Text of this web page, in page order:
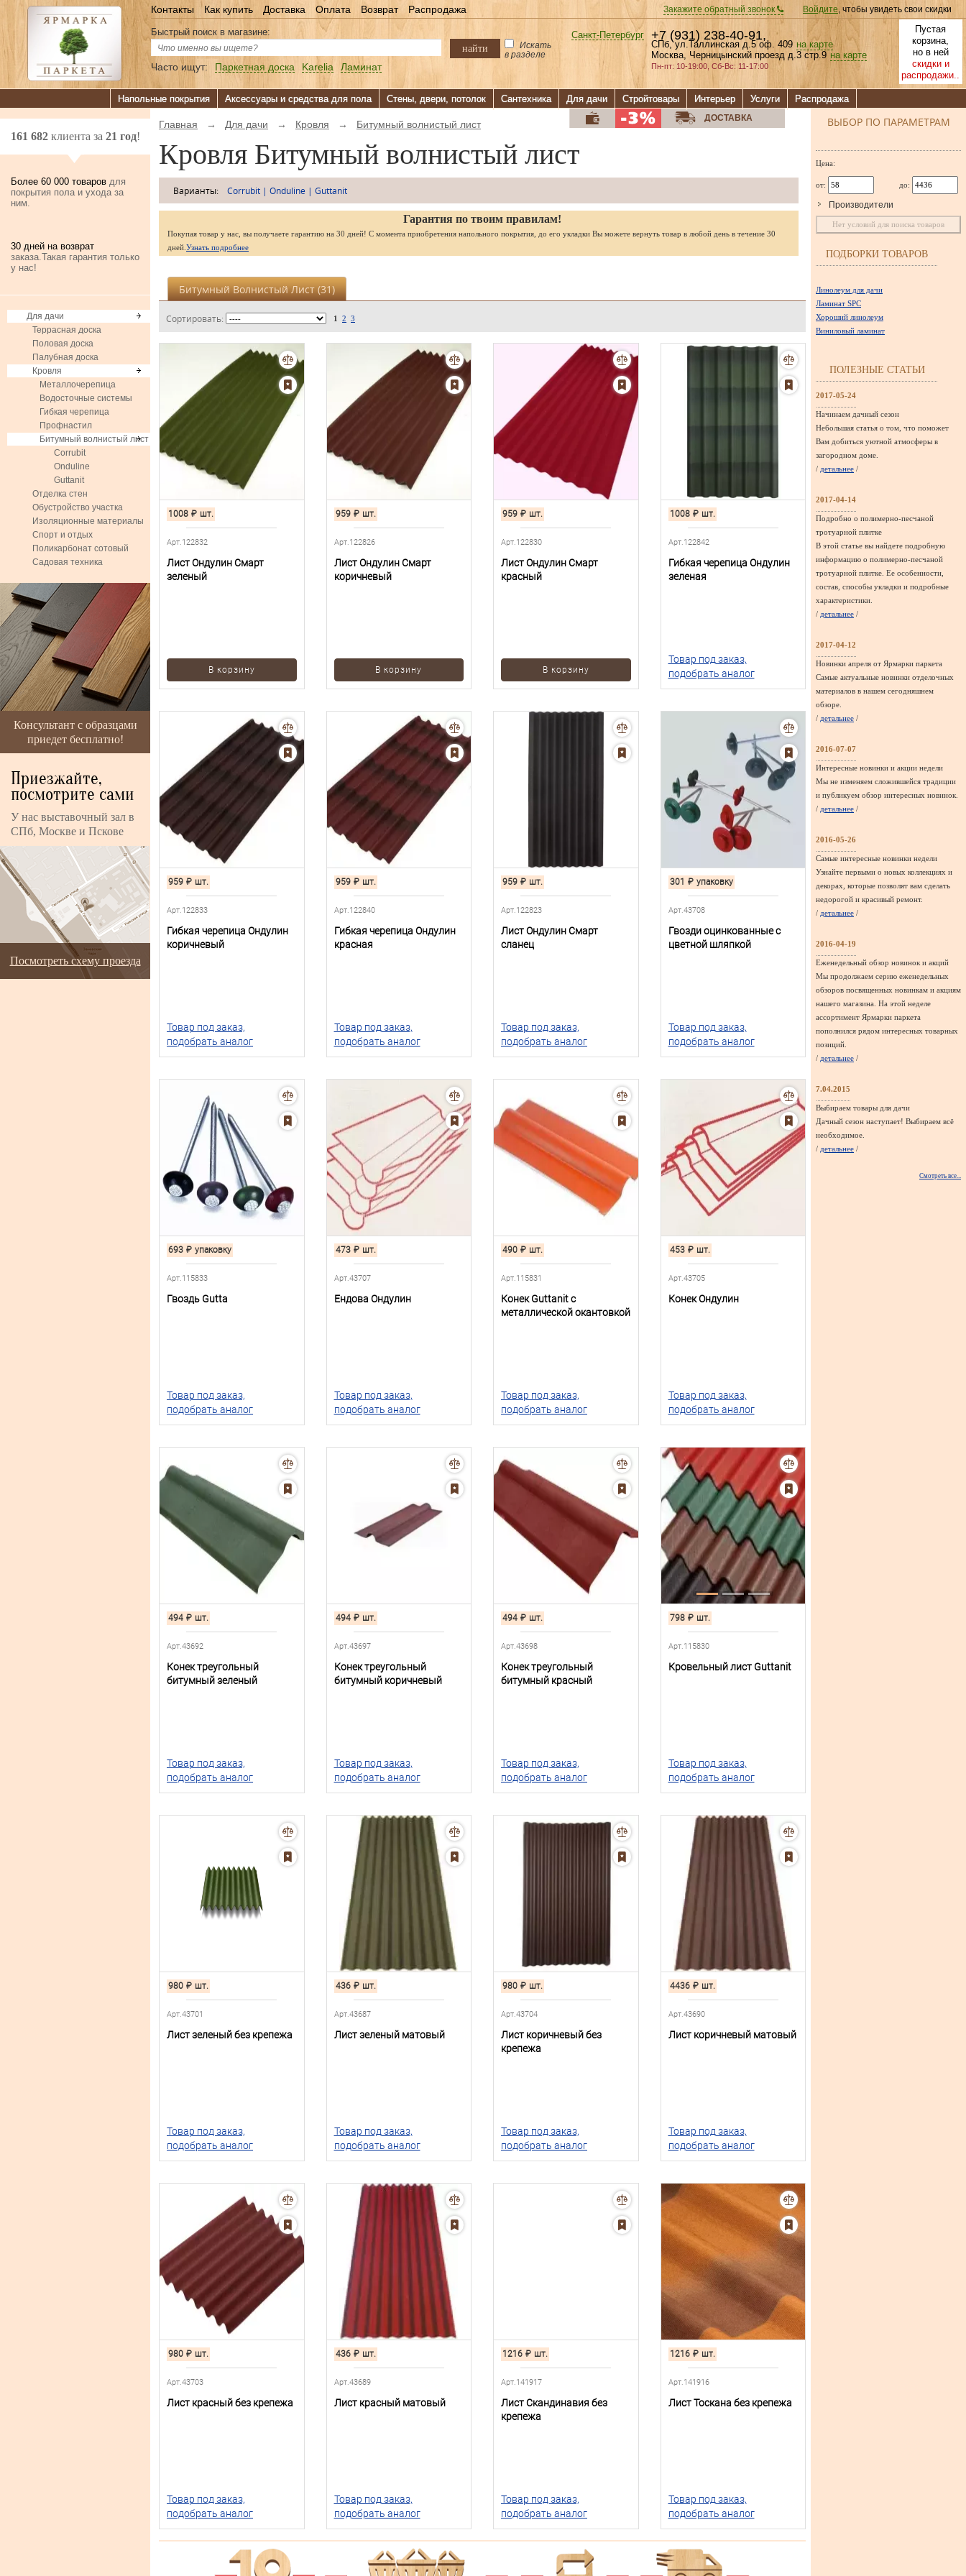
Закажите обратный звонок Войдите, чтобы увидеть свои скидки
Контакты Как купить Доставка Оплата Возврат Распродажа
Пустая
корзина,
но в ней
скидки и
распродажи..
Санкт-Петербург +7 (931) 238-40-91,
СПб, ул.Таллинская д.5 оф. 409 на карте
Москва, Черницынский проезд д.3 стр.9 на карте
Пн-пт: 10-19:00, Сб-Вс: 11-17:00
Быстрый поиск в магазине:
найти
Искать
в разделе
Часто ищут: Паркетная доска Karelia Ламинат
Напольные покрытия Аксессуары и средства для пола Стены, двери, потолок Сантехника Для дачи Стройтовары Интерьер Услуги Распродажа
161 682 клиента за 21 год!
Более 60 000 товаров для
покрытия пола и ухода за
ним.
30 дней на возврат
заказа.Такая гарантия только
у нас!
Для дачи
Террасная доска
Половая доска
Палубная доска
Кровля
Металлочерепица
Водосточные системы
Гибкая черепица
Профнастил
Битумный волнистый лист
Corrubit
Onduline
Guttanit
Отделка стен
Обустройство участка
Изоляционные материалы
Спорт и отдых
Поликарбонат сотовый
Садовая техника
Консультант с образцами
приедет бесплатно!
Приезжайте,
посмотрите сами
У нас выставочный зал в
СПб, Москве и Пскове
Посмотреть схему проезда
Главная → Для дачи → Кровля → Битумный волнистый лист
ДОСТАВКА
Кровля Битумный волнистый лист
Варианты: Corrubit | Onduline | Guttanit
Гарантия по твоим правилам!
Покупая товар у нас, вы получаете гарантию на 30 дней! С момента приобретения напольного покрытия, до его укладки Вы можете вернуть товар в любой день в течение 30
дней. Узнать подробнее
Битумный Волнистый Лист (31)
Сортировать: 1 2 3
1008 ₽ шт.
Арт.122832
Лист Ондулин Смарт
зеленый
В корзину
959 ₽ шт.
Арт.122826
Лист Ондулин Смарт
коричневый
В корзину
959 ₽ шт.
Арт.122830
Лист Ондулин Смарт
красный
В корзину
1008 ₽ шт.
Арт.122842
Гибкая черепица Ондулин
зеленая
Товар под заказ,
подобрать аналог
959 ₽ шт.
Арт.122833
Гибкая черепица Ондулин
коричневый
Товар под заказ,
подобрать аналог
959 ₽ шт.
Арт.122840
Гибкая черепица Ондулин
красная
Товар под заказ,
подобрать аналог
959 ₽ шт.
Арт.122823
Лист Ондулин Смарт
сланец
Товар под заказ,
подобрать аналог
301 ₽ упаковку
Арт.43708
Гвозди оцинкованные с
цветной шляпкой
Товар под заказ,
подобрать аналог
693 ₽ упаковку
Арт.115833
Гвоздь Gutta
Товар под заказ,
подобрать аналог
473 ₽ шт.
Арт.43707
Ендова Ондулин
Товар под заказ,
подобрать аналог
490 ₽ шт.
Арт.115831
Конек Guttanit с
металлической окантовкой
Товар под заказ,
подобрать аналог
453 ₽ шт.
Арт.43705
Конек Ондулин
Товар под заказ,
подобрать аналог
494 ₽ шт.
Арт.43692
Конек треугольный
битумный зеленый
Товар под заказ,
подобрать аналог
494 ₽ шт.
Арт.43697
Конек треугольный
битумный коричневый
Товар под заказ,
подобрать аналог
494 ₽ шт.
Арт.43698
Конек треугольный
битумный красный
Товар под заказ,
подобрать аналог
798 ₽ шт.
Арт.115830
Кровельный лист Guttanit
Товар под заказ,
подобрать аналог
980 ₽ шт.
Арт.43701
Лист зеленый без крепежа
Товар под заказ,
подобрать аналог
436 ₽ шт.
Арт.43687
Лист зеленый матовый
Товар под заказ,
подобрать аналог
980 ₽ шт.
Арт.43704
Лист коричневый без
крепежа
Товар под заказ,
подобрать аналог
4436 ₽ шт.
Арт.43690
Лист коричневый матовый
Товар под заказ,
подобрать аналог
980 ₽ шт.
Арт.43703
Лист красный без крепежа
Товар под заказ,
подобрать аналог
436 ₽ шт.
Арт.43689
Лист красный матовый
Товар под заказ,
подобрать аналог
1216 ₽ шт.
Арт.141917
Лист Скандинавия без
крепежа
Товар под заказ,
подобрать аналог
1216 ₽ шт.
Арт.141916
Лист Тоскана без крепежа
Товар под заказ,
подобрать аналог
ВЫБОР ПО ПАРАМЕТРАМ
Цена:
от: до:
Производители
Нет условий для поиска товаров
ПОДБОРКИ ТОВАРОВ
Линолеум для дачи
Ламинат SPC
Хороший линолеум
Виниловый ламинат
ПОЛЕЗНЫЕ СТАТЬИ
2017-05-24
Начинаем дачный сезон
Небольшая статья о том, что поможет
Вам добиться уютной атмосферы в
загородном доме.
/ детальнее /
2017-04-14
Подробно о полимерно-песчаной
тротуарной плитке
В этой статье вы найдете подробную
информацию о полимерно-песчаной
тротуарной плитке. Ее особенности,
состав, способы укладки и подробные
характеристики.
/ детальнее /
2017-04-12
Новинки апреля от Ярмарки паркета
Самые актуальные новинки отделочных
материалов в нашем сегодняшнем
обзоре.
/ детальнее /
2016-07-07
Интересные новинки и акции недели
Мы не изменяем сложившейся традиции
и публикуем обзор интересных новинок.
/ детальнее /
2016-05-26
Самые интересные новинки недели
Узнайте первыми о новых коллекциях и
декорах, которые позволят вам сделать
недорогой и красивый ремонт.
/ детальнее /
2016-04-19
Еженедельный обзор новинок и акций
Мы продолжаем серию еженедельных
обзоров посвященных новинкам и акциям
нашего магазина. На этой неделе
ассортимент Ярмарки паркета
пополнился рядом интересных товарных
позиций.
/ детальнее /
7.04.2015
Выбираем товары для дачи
Дачный сезон наступает! Выбираем всё
необходимое.
/ детальнее /
Смотреть все...